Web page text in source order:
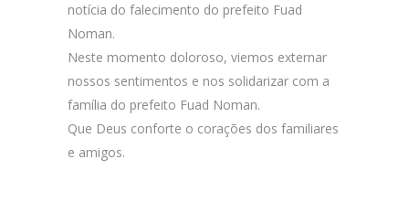
notícia do falecimento do prefeito Fuad
Noman.
Neste momento doloroso, viemos externar
nossos sentimentos e nos solidarizar com a
família do prefeito Fuad Noman.
Que Deus conforte o corações dos familiares
e amigos.